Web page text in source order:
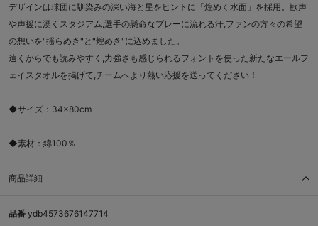
デザインは球団に馴染みの深い海と星をヒントに「煌めく水面」を採用。歓声
や声援に湧くスタジアム,選手の懸命なプレーに流れる汗,ファンの方々の希望
の想いを"揺らめき"と"煌めき"に込めました。
遠くからでも読みやすく,力強さも感じられるフォントを使った新たなエールフ
ェイスタオルを掲げて,チームへより熱い応援を送ってください！
◆サイズ：34×80cm
◆素材：綿100％
商品詳細
品番 ydb4573676147714